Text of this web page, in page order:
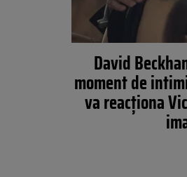
David
moment de
va reacţiona